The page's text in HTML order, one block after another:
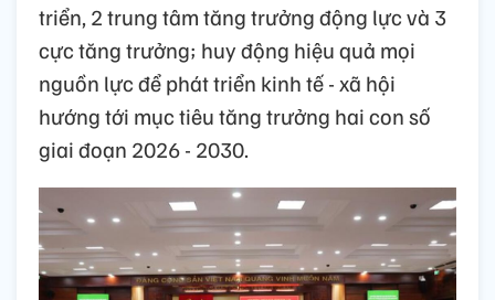
triển, 2 trung tâm tăng trưởng động lực và 3
cực tăng trưởng; huy động hiệu quả mọi
nguồn lực để phát triển kinh tế - xã hội
hướng tới mục tiêu tăng trưởng hai con số
giai đoạn 2026 - 2030.